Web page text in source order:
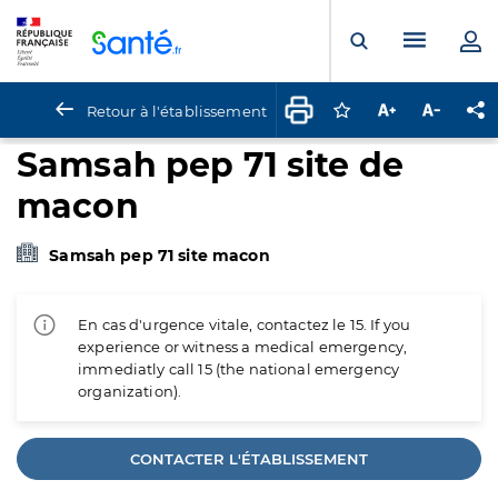
Ouvrir laMenu
Retour à l'établissement Connectez-vous
Augmenter la
Samsah pep 71 site de
macon
Samsah pep 71 site macon
En cas d'urgence vitale, contactez le 15. If you
experience or witness a medical emergency,
immediatly call 15 (the national emergency
organization).
CONTACTER L'ÉTABLISSEMENT